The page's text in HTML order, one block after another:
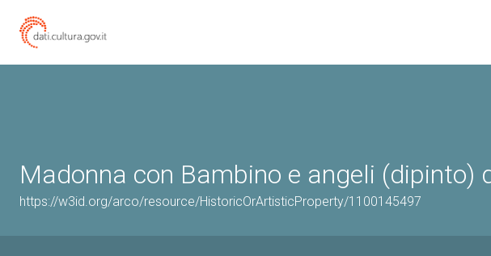
Madonna con Bambino e angeli (dipinto)
https://w3id.org/arco/resource/HistoricOrArtisticProperty/1100145497